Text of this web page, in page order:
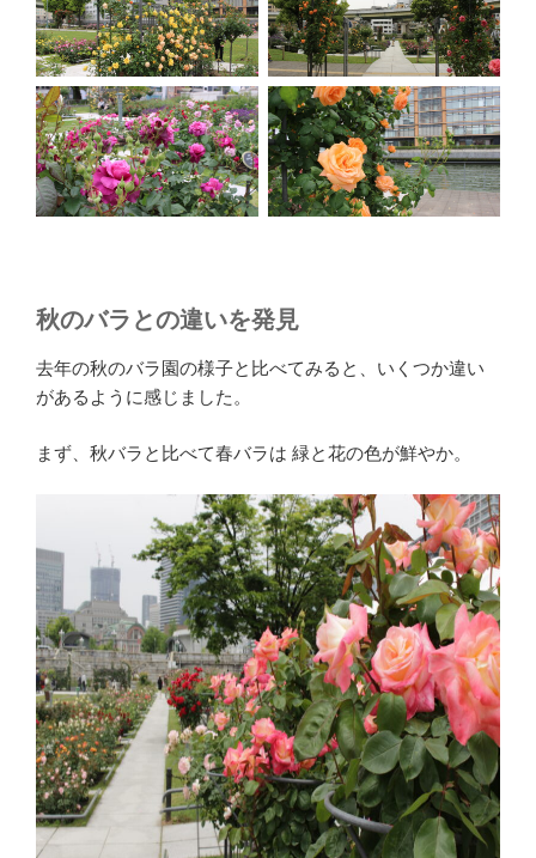
秋のバラとの違いを発見
去年の秋のバラ園の様子と比べてみると、いくつか違い
があるように感じました。
まず、秋バラと比べて春バラは 緑と花の色が鮮やか。